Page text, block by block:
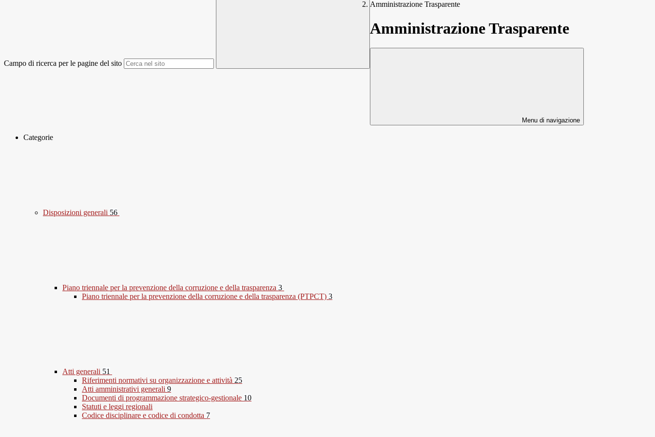
Campo di ricerca per le pagine del sito
Amministrazione Trasparente
Amministrazione Trasparente
Menu di navigazione
Categorie
Disposizioni generali 56
Piano triennale per la prevenzione della corruzione e della trasparenza 3
Piano triennale per la prevenzione della corruzione e della trasparenza (PTPCT) 3
Atti generali 51
Riferimenti normativi su organizzazione e attività 25
Atti amministrativi generali 9
Documenti di programmazione strategico-gestionale 10
Statuti e leggi regionali
Codice disciplinare e codice di condotta 7